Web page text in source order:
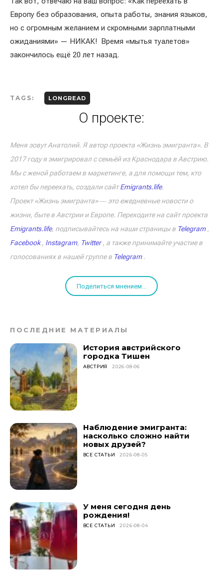
Европу без образования, опыта работы, знания языков,
но с огромным желанием и скромными зарплатными
ожиданиями» — НИКАК! Время «мытья туалетов»
закончилось ещё 20 лет назад.
TAGS: LONGREAD
О проекте:
Меня зовут Анатолий. Я автор проекта «Жизнь эмигранта». В
2017 году я эмигрировал с семьёй из Краснодара в Австрию.
Мы с женой работаем в маркетинге, а для помощи тем, кто
хотел бы переехать, создали сайтEmigrants.life.
Проект «Жизнь эмигранта» ― это ежедневные новости о
жизни, быте в Австрии и Европе. Переходите на сайт проекта
Emigrants.life, подписывайтесь на наши страницы в Telegram,
Facebook, Instagram, Twitter, а также принимайте участие в
голосованиях в нашей группе в Telegram.
Поделиться мнением...
ПОСЛЕДНИЕ МАТЕРИАЛЫ
История австрийского
городка Тишен
АВСТРИЯ 2026-08-06
Наблюдение эмигранта:
насколько сложно найти
новых друзей?
ВСЕ СТАТЬИ 2026-08-05
У меня сегодня день
рождения!
ВСЕ СТАТЬИ 2026-08-04